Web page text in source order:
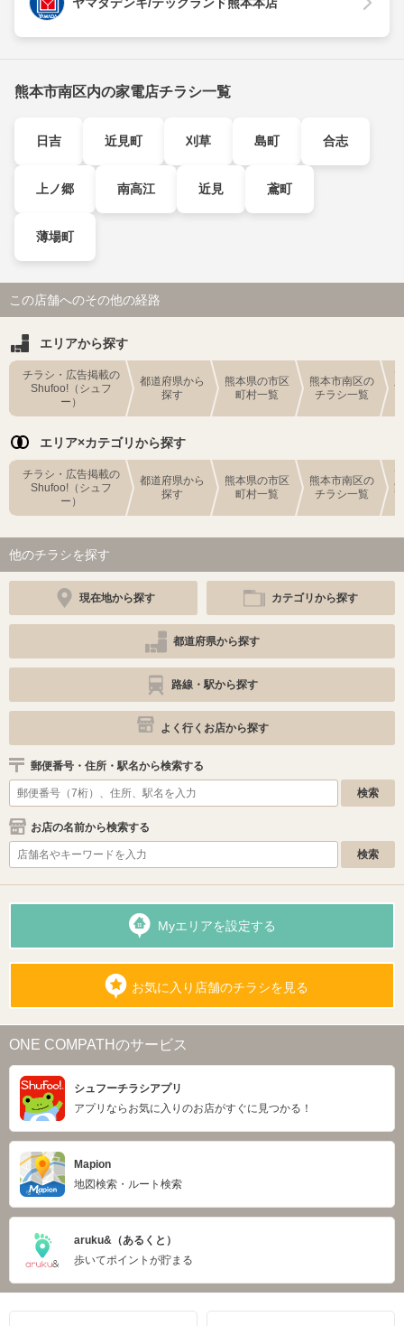
熊本市南区内の家電店チラシ一覧
日吉 近見町 刈草 島町 合志
上ノ郷 南高江 近見 鳶町
薄場町
この店舗へのその他の経路
エリアから探す
チラシ・広告掲載の
Shufoo!（シュフ
ー）
都道府県から
探す
熊本県の市区
町村一覧
熊本市南区の
チラシ一覧
エリア×カテゴリから探す
チラシ・広告掲載の
Shufoo!（シュフ
ー）
都道府県から
探す
熊本県の市区
町村一覧
熊本市南区の
チラシ一覧
他のチラシを探す
現在地から探す カテゴリから探す
都道府県から探す
路線・駅から探す
よく行くお店から探す
郵便番号・住所・駅名から検索する
お店の名前から検索する
Myエリアを設定する
お気に入り店舗のチラシを見る
ONE COMPATHのサービス
シュフーチラシアプリ
アプリならお気に入りのお店がすぐに見つかる！
Mapion
地図検索・ルート検索
aruku&（あるくと）
歩いてポイントが貯まる